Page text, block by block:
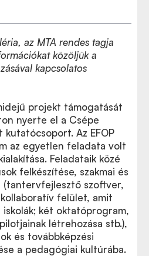
az MTA rendes tagja
közöljük a
kapcsolatos
projekt támogatását
nyerte el a Csépe
kutatócsoport. Az EFOP
az egyetlen feladata volt
Feladataik közé
felkészítése, szakmai és
(tantervfejlesztő szoftver,
felület, amit
iskolák; két oktatóprogram,
létrehozása stb.),
és továbbképzési
a pedagógiai kultúrába.